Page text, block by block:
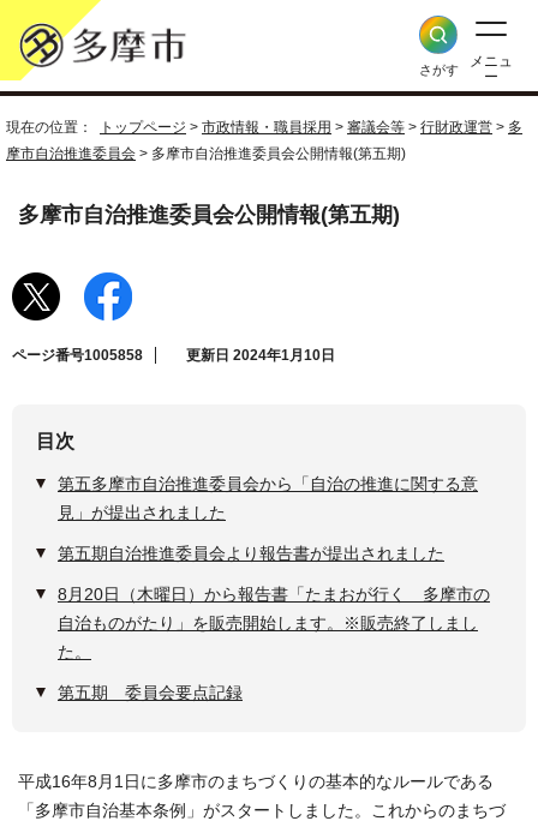
さがす
メニュ
ー
現在の位置： トップページ > 市政情報・職員採用 > 審議会等 > 行財政運営 > 多
摩市自治推進委員会 > 多摩市自治推進委員会公開情報(第五期)
多摩市自治推進委員会公開情報(第五期)
ページ番号1005858 更新日 2024年1月10日
目次
第五多摩市自治推進委員会から「自治の推進に関する意
見」が提出されました
第五期自治推進委員会より報告書が提出されました
8月20日（木曜日）から報告書「たまおが行く 多摩市の
自治ものがたり」を販売開始します。※販売終了しまし
た。
第五期 委員会要点記録
平成16年8月1日に多摩市のまちづくりの基本的なルールである
「多摩市自治基本条例」がスタートしました。これからのまちづ